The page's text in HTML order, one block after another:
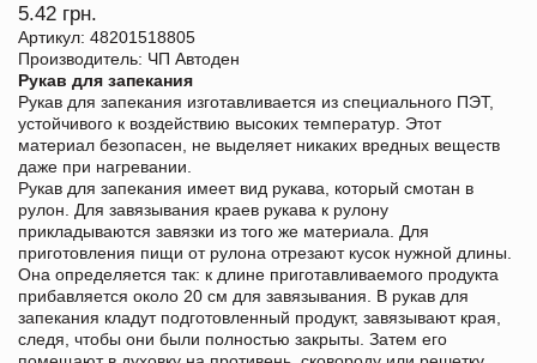
5.42 грн.
Артикул: 48201518805
Производитель: ЧП Автоден
Рукав для запекания
Рукав для запекания изготавливается из специального ПЭТ,
устойчивого к воздействию высоких температур. Этот
материал безопасен, не выделяет никаких вредных веществ
даже при нагревании.
Рукав для запекания имеет вид рукава, который смотан в
рулон. Для завязывания краев рукава к рулону
прикладываются завязки из того же материала. Для
приготовления пищи от рулона отрезают кусок нужной длины.
Она определяется так: к длине приготавливаемого продукта
прибавляется около 20 см для завязывания. В рукав для
запекания кладут подготовленный продукт, завязывают края,
следя, чтобы они были полностью закрыты. Затем его